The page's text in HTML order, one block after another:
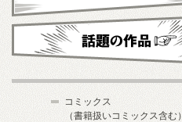
これから発売予定
コミックス
（書籍扱いコミックス含む）